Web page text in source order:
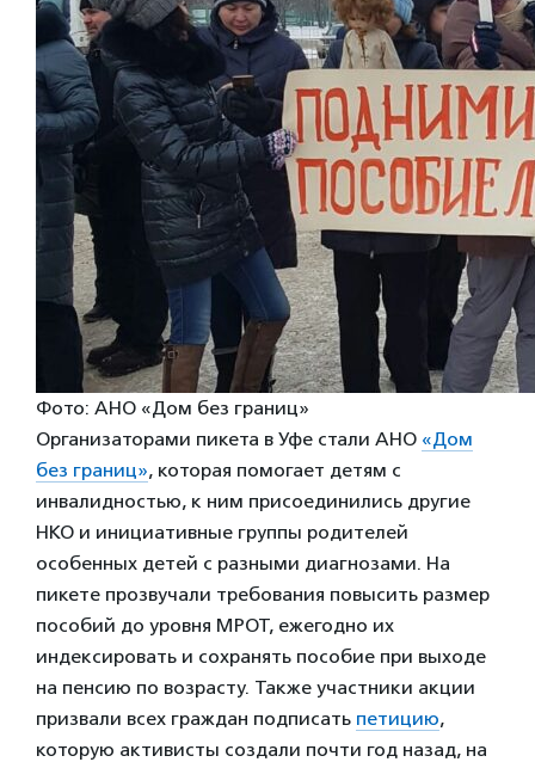
Фото: АНО «Дом без границ»
Организаторами пикета в Уфе стали АНО «Дом
без границ», которая помогает детям с
инвалидностью, к ним присоединились другие
НКО и инициативные группы родителей
особенных детей с разными диагнозами. На
пикете прозвучали требования повысить размер
пособий до уровня МРОТ, ежегодно их
индексировать и сохранять пособие при выходе
на пенсию по возрасту. Также участники акции
призвали всех граждан подписать петицию,
которую активисты создали почти год назад, на